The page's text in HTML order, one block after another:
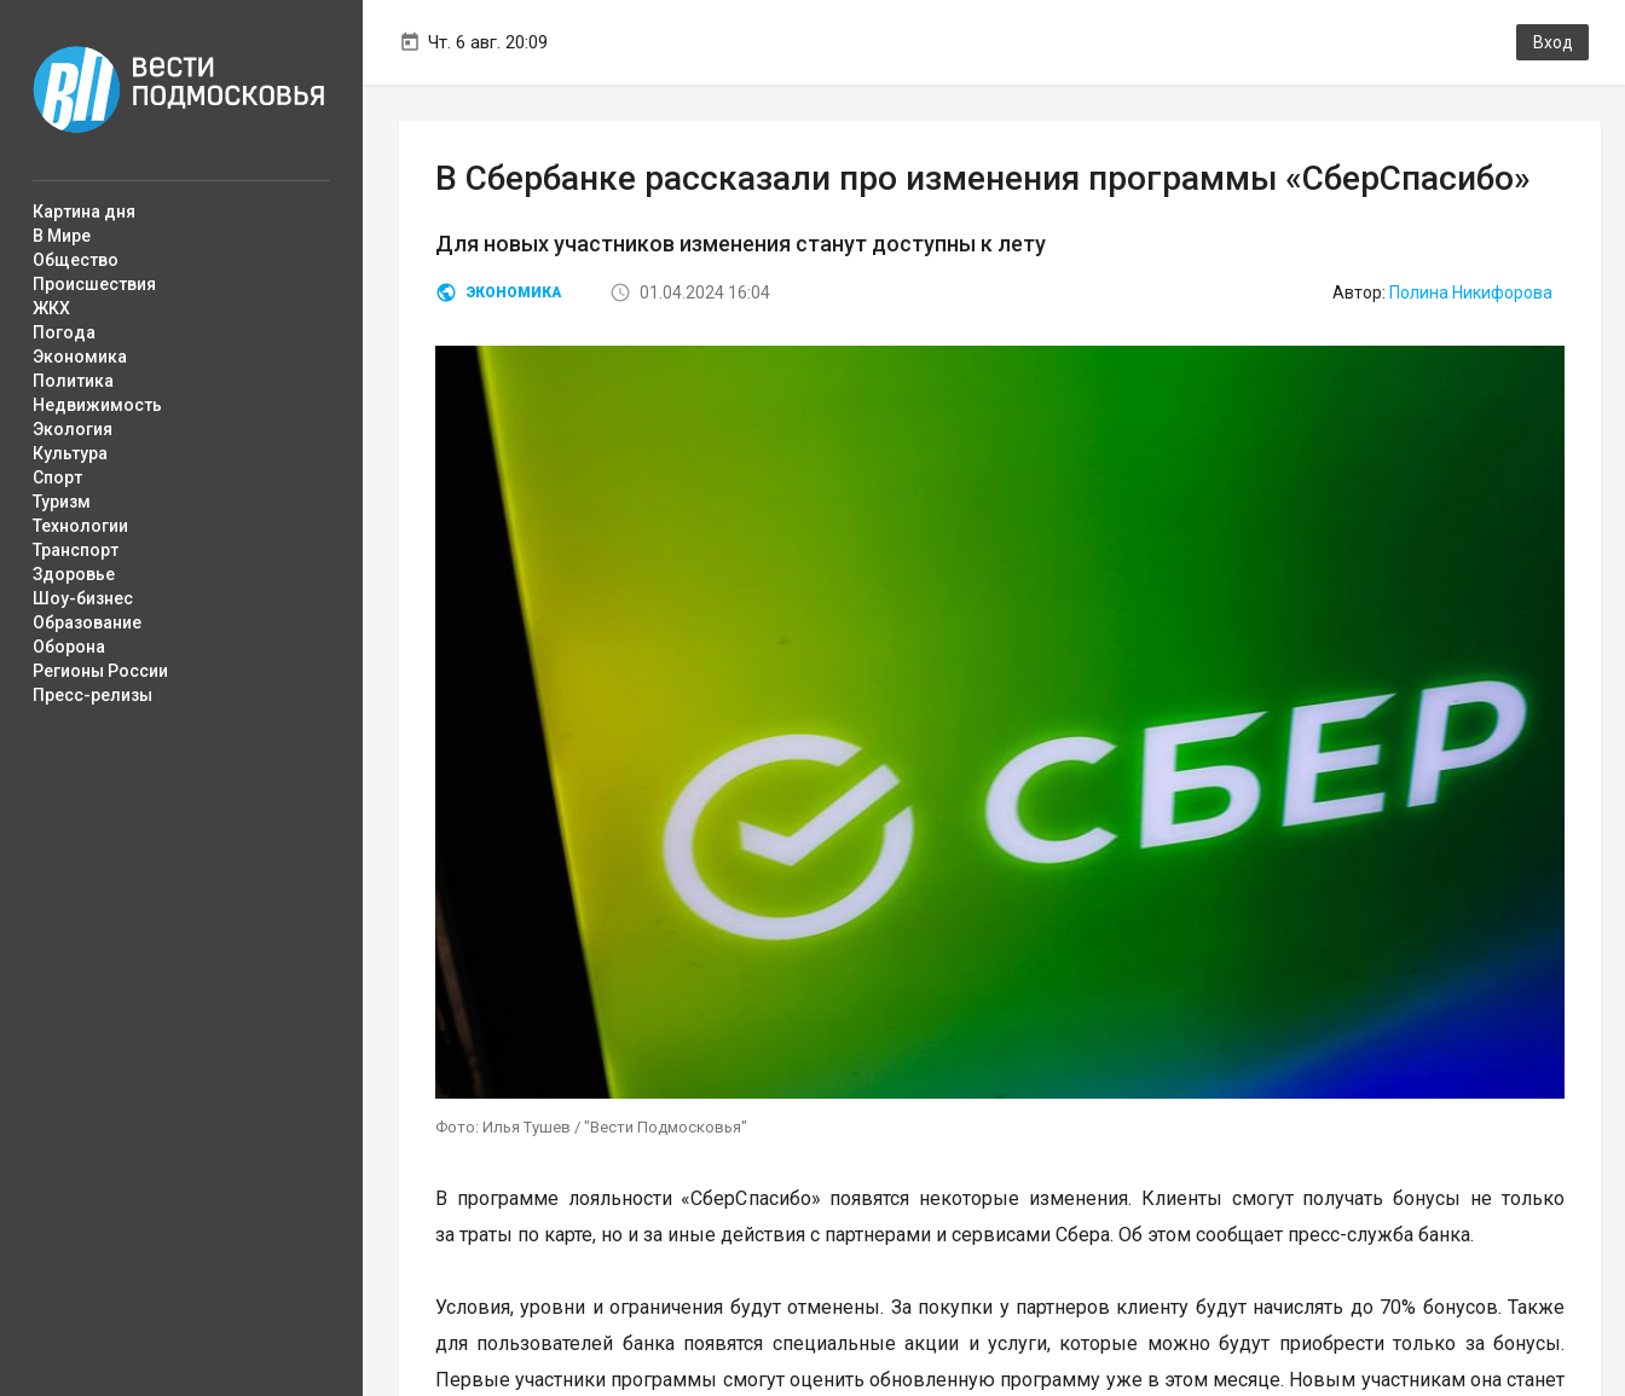
Чт. 6 авг. 20:09 Вход
Картина дня
В Мире
Общество
Происшествия
ЖКХ
Погода
Экономика
Политика
Недвижимость
Экология
Культура
Спорт
Туризм
Технологии
Транспорт
Здоровье
Шоу-бизнес
Образование
Оборона
Регионы России
Пресс-релизы
В Сбербанке рассказали про изменения программы «СберСпасибо»
Для новых участников изменения станут доступны к лету
ЭКОНОМИКА 01.04.2024 16:04 Автор: Полина Никифорова
Фото: Илья Тушев / "Вести Подмосковья"
В программе лояльности «СберСпасибо» появятся некоторые изменения. Клиенты смогут получать бонусы не только
за траты по карте, но и за иные действия с партнерами и сервисами Сбера. Об этом сообщает пресс-служба банка.
Условия, уровни и ограничения будут отменены. За покупки у партнеров клиенту будут начислять до 70% бонусов. Также
для пользователей банка появятся специальные акции и услуги, которые можно будут приобрести только за бонусы.
Первые участники программы смогут оценить обновленную программу уже в этом месяце. Новым участникам она станет